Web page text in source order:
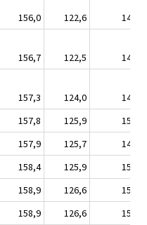
156,0 122,6
148,0
156,7 122,5
148,4
157,3 124,0
148,8
157,8 125,9
150,0
157,9 125,7
149,9
158,4 125,9
150,2
158,9 126,6
150,4
158,9 126,6 150,4